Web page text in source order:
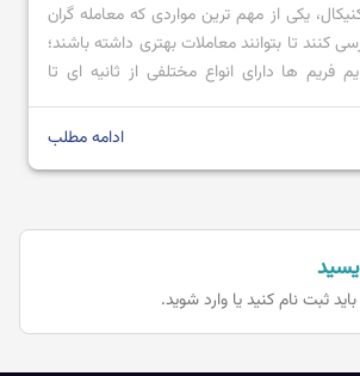
یکی از مهم ترین مواردی که معامله گران
کنند تا بتوانند معاملات بهتری داشته باشند؛
فریم‌ ها دارای انواع مختلفی از ثانیه ای تا
کدام با توجه به نیاز معامله گر می تواند یک
ادامه مطلب
ثبت نام کنید یا وارد شوید.